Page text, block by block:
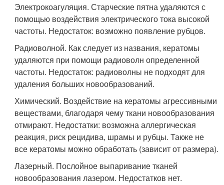
Электрокоагуляция. Старческие пятна удаляются с
помощью воздействия электрического тока высокой
частоты. Недостаток: возможно появление рубцов.
Радиоволной. Как следует из названия, кератомы
удаляются при помощи радиоволн определенной
частоты. Недостаток: радиоволны не подходят для
удаления больших новообразований.
Химический. Воздействие на кератомы агрессивными
веществами, благодаря чему ткани новообразования
отмирают. Недостатки: возможна аллергическая
реакция, риск рецидива, шрамы и рубцы. Также не
все кератомы можно обработать (зависит от размера).
Лазерный. Послойное выпаривание тканей
новообразования лазером. Недостатков нет.